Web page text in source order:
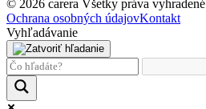
© 2026 carera Všetky práva vyhradené
Ochrana osobných údajovKontakt
Vyhľadávanie